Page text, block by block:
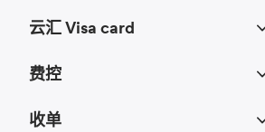
云汇 Visa card
费控
收单